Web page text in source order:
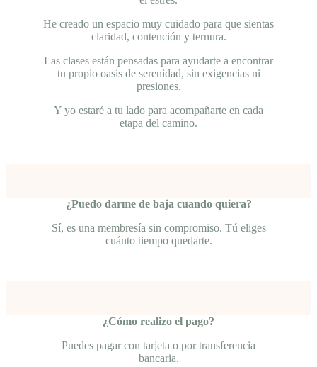
He creado un espacio muy cuidado para que sientas
claridad, contención y ternura.
Las clases están pensadas para ayudarte a encontrar
tu propio oasis de serenidad, sin exigencias ni
presiones.
Y yo estaré a tu lado para acompañarte en cada
etapa del camino.
¿Puedo darme de baja cuando quiera?
Sí, es una membresía sin compromiso. Tú eliges
cuánto tiempo quedarte.
¿Cómo realizo el pago?
Puedes pagar con tarjeta o por transferencia
bancaria.